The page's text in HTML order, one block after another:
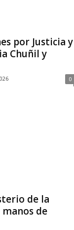
por Justicia y
Chuñil y
0
de la
de